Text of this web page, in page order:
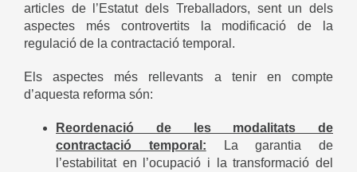
articles de l’Estatut dels Treballadors, sent un dels
aspectes més controvertits la modificació de la
regulació de la contractació temporal.
Els aspectes més rellevants a tenir en compte
d’aquesta reforma són:
Reordenació de les modalitats de
contractació temporal: La garantia de
l’estabilitat en l’ocupació i la transformació del